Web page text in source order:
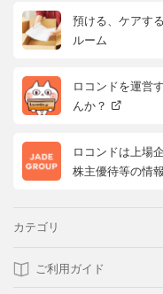
預ける、ケアす
ルーム
ロコンドを運営
んか？
ロコンドは上場
株主優待等の情
カテゴリ
ご利用ガイド